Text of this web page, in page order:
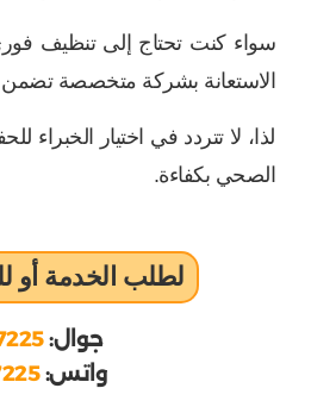
سواء كنت تحتاج إلى تنظيف
الاستعانة بشركة متخصصة
لذا، لا تتردد في اختيار
الصحي بكفاءة.
لطلب الخدمة أو
جوال:
واتس: